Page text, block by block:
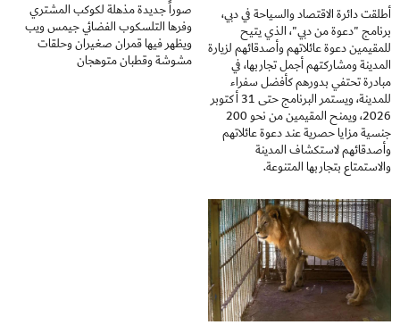
أطلقت دائرة الاقتصاد والسياحة في دبي،
برنامج "دعوة من دبي"، الذي يتيح
للمقيمين دعوة عائلاتهم وأصدقائهم لزيارة
المدينة ومشاركتهم أجمل تجاربها، في
مبادرة تحتفي بدورهم كأفضل سفراء
للمدينة، ويستمر البرنامج حتى 31 أكتوبر
2026، ويمنح المقيمين من نحو 200
جنسية مزايا حصرية عند دعوة عائلاتهم
وأصدقائهم لاستكشاف المدينة
والاستمتاع بتجاربها المتنوعة.
صوراً جديدة مذهلة لكوكب المشتري
وفرها التلسكوب الفضائي جيمس ويب
ويظهر فيها قمران صغيران وحلقات
مشوشة وقطبان متوهجان